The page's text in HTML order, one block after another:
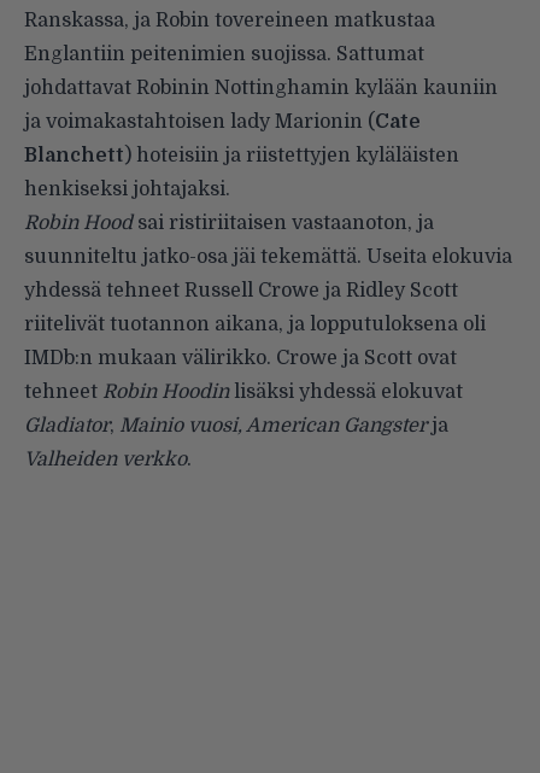
Ranskassa, ja Robin tovereineen matkustaa
Englantiin peitenimien suojissa. Sattumat
johdattavat Robinin Nottinghamin kylään kauniin
ja voimakastahtoisen lady Marionin (Cate
Blanchett) hoteisiin ja riistettyjen kyläläisten
henkiseksi johtajaksi.
Robin Hood sai ristiriitaisen vastaanoton, ja
suunniteltu jatko-osa jäi tekemättä. Useita elokuvia
yhdessä tehneet Russell Crowe ja Ridley Scott
riitelivät tuotannon aikana, ja lopputuloksena oli
IMDb:n mukaan välirikko. Crowe ja Scott ovat
tehneet Robin Hoodinlisäksi yhdessä elokuvat
Gladiator, Mainio vuosi, American Gangsterja
Valheiden verkko.